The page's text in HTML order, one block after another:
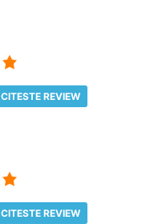
CITESTE REVIEW
CITESTE REVIEW